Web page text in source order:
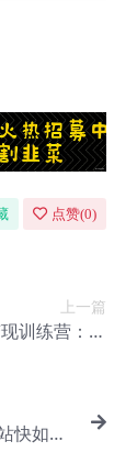
点赞(0)
上一篇
训练营：跨
快如闪